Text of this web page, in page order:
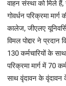
वाहन संस्था को मिले
गोवर्धन परिक्रमा
कालेज, जीएलए
विमल पोद्दार ने प्रदान
130 कर्मचारियों के
परिक्रमा मार्ग में 70
साथ वृंदावन के वृंदावन